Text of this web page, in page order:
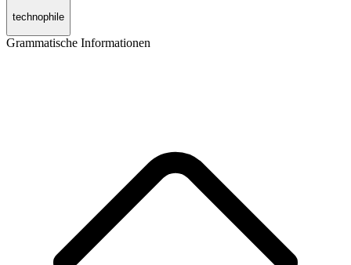
technophile
Grammatische Informationen